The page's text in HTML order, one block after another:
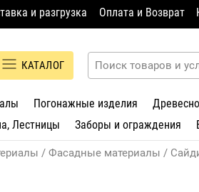
и разгрузка Оплата и Возврат
КАТАЛОГ
Погонажные изделия
Лестницы Заборы и ограждения
Фасадные материалы